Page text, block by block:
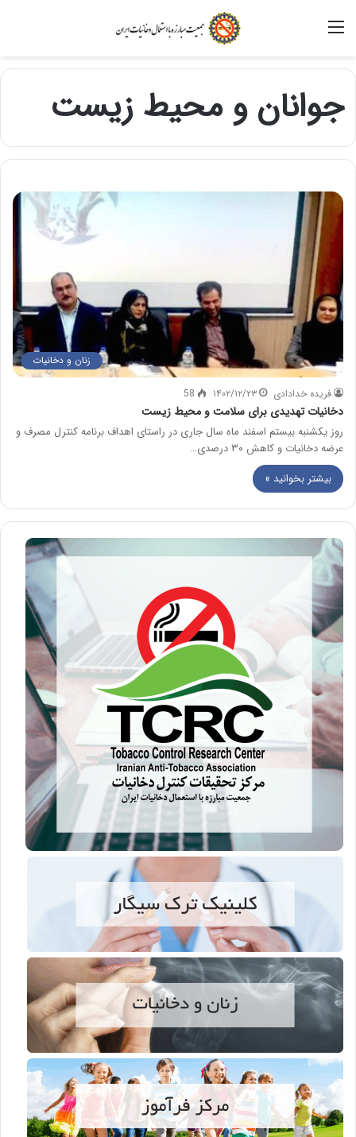
جوانان و محیط زیست
زنان و دخانیات
فریده خدادادی ۱۴۰۲/۱۲/۲۳ 58
دخانیات تهدیدی برای سلامت و محیط زیست
روز یکشنبه بیستم اسفند ماه سال جاری در راستای اهداف برنامه کنترل مصرف و
عرضه دخانیات و کاهش ۳۰ درصدی…
بیشتر بخوانید »